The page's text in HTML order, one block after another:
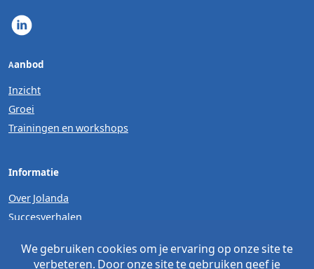
Aanbod
Inzicht
Groei
Trainingen en workshops
Informatie
Over Jolanda
Succesverhalen